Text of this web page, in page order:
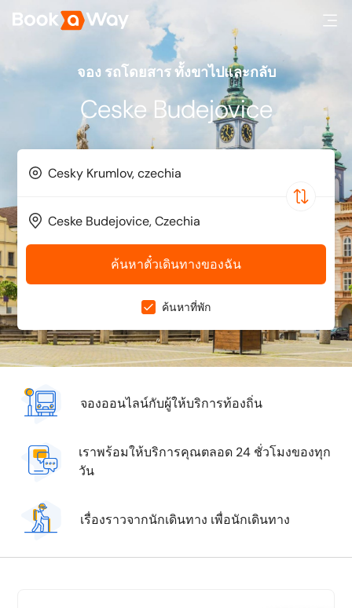
จอง รถโดยสาร ทั้งขาไปและกลับ
Ceske Budejovice
ค้นหาตั๋วเดินทางของฉัน
ค้นหาที่พัก
จองออนไลน์กับผู้ให้บริการท้องถิ่น
เราพร้อมให้บริการคุณตลอด 24 ชั่วโมงของทุก
วัน
เรื่องราวจากนักเดินทาง เพื่อนักเดินทาง